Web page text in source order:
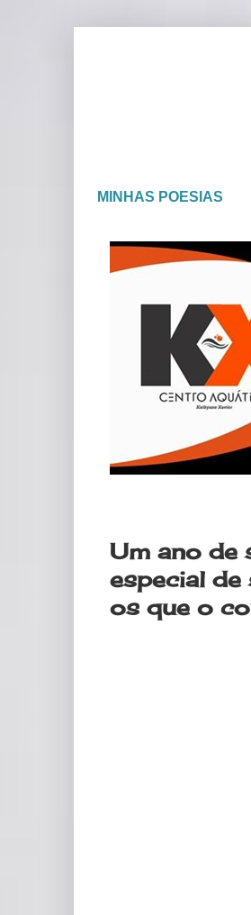
MINHAS POESIAS
Um ano de
especial
os que o